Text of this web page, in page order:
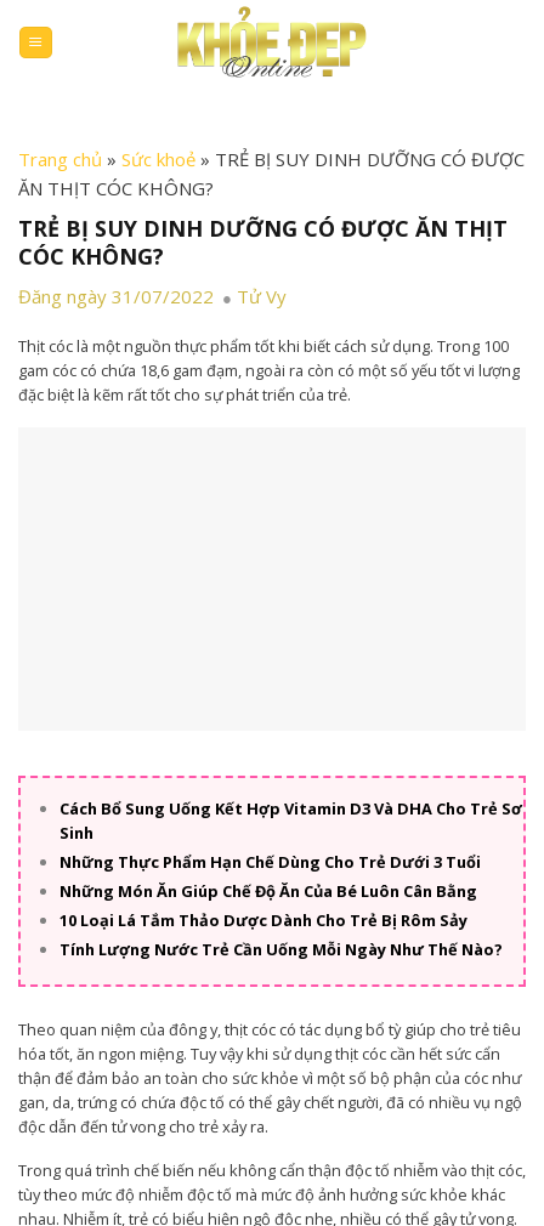
content
Trang chủ » Sức khoẻ » TRẺ BỊ SUY DINH DƯỠNG CÓ ĐƯỢC
ĂN THỊT CÓC KHÔNG?
TRẺ BỊ SUY DINH DƯỠNG CÓ ĐƯỢC ĂN THỊT
CÓC KHÔNG?
Đăng ngày 31/07/2022 Tử Vy
Thịt cóc là một nguồn thực phẩm tốt khi biết cách sử dụng. Trong 100
gam cóc có chứa 18,6 gam đạm, ngoài ra còn có một số yếu tốt vi lượng
đặc biệt là kẽm rất tốt cho sự phát triển của trẻ.
Cách Bổ Sung Uống Kết Hợp Vitamin D3 Và DHA Cho Trẻ Sơ
Sinh
Những Thực Phẩm Hạn Chế Dùng Cho Trẻ Dưới 3 Tuổi
Những Món Ăn Giúp Chế Độ Ăn Của Bé Luôn Cân Bằng
10 Loại Lá Tắm Thảo Dược Dành Cho Trẻ Bị Rôm Sảy
Tính Lượng Nước Trẻ Cần Uống Mỗi Ngày Như Thế Nào?
Theo quan niệm của đông y, thịt cóc có tác dụng bổ tỳ giúp cho trẻ tiêu
hóa tốt, ăn ngon miệng. Tuy vậy khi sử dụng thịt cóc cần hết sức cẩn
thận để đảm bảo an toàn cho sức khỏe vì một số bộ phận của cóc như
gan, da, trứng có chứa độc tố có thể gây chết người, đã có nhiều vụ ngộ
độc dẫn đến tử vong cho trẻ xảy ra.
Trong quá trình chế biến nếu không cẩn thận độc tố nhiễm vào thịt cóc,
tùy theo mức độ nhiễm độc tố mà mức độ ảnh hưởng sức khỏe khác
nhau. Nhiễm ít, trẻ có biểu hiện ngộ độc nhẹ, nhiều có thể gây tử vong.